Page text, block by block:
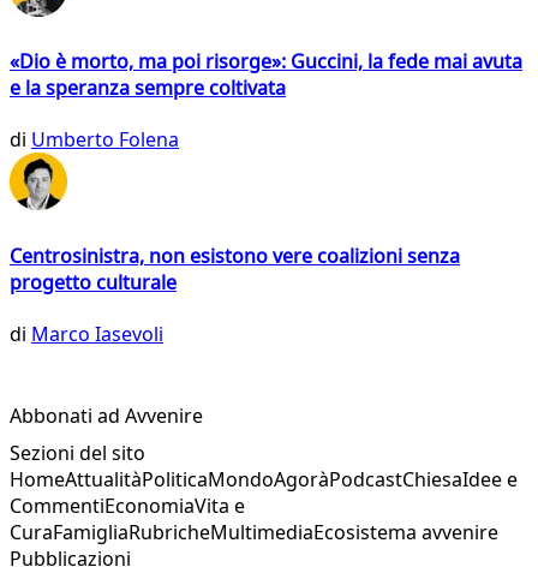
«Dio è morto, ma poi risorge»: Guccini, la fede mai avuta
e la speranza sempre coltivata
di Umberto Folena
Centrosinistra, non esistono vere coalizioni senza
progetto culturale
di Marco Iasevoli
Abbonati ad Avvenire
Sezioni del sito
HomeAttualitàPoliticaMondoAgoràPodcastChiesaIdee e
CommentiEconomiaVita e
CuraFamigliaRubricheMultimediaEcosistema avvenire
Pubblicazioni